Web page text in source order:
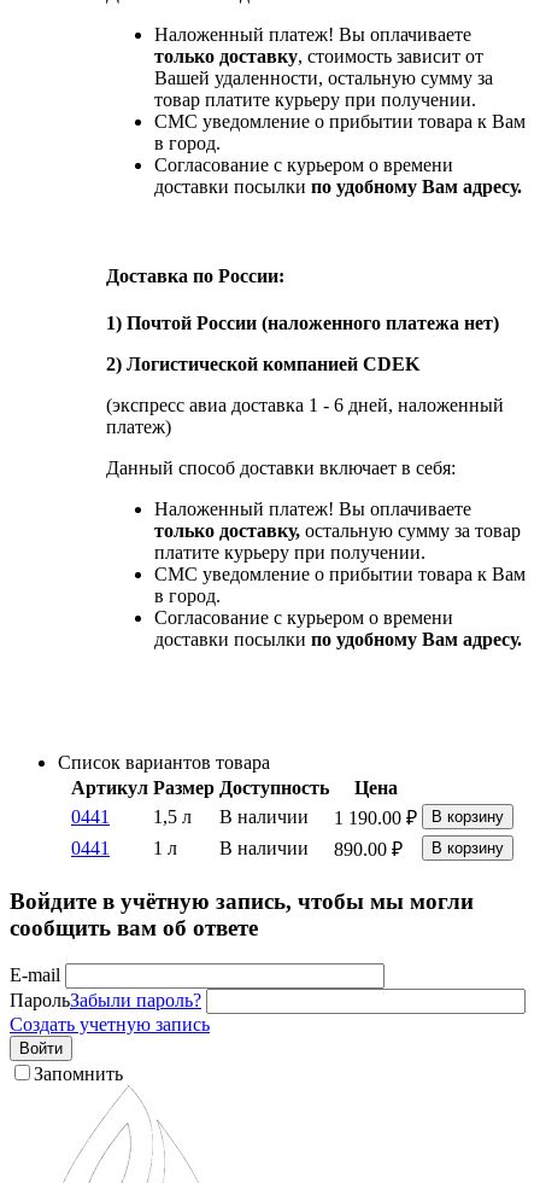
Наложенный платеж! Вы оплачиваете
только доставку, стоимость зависит от
Вашей удаленности, остальную сумму за
товар платите курьеру при получении.
СМС уведомление о прибытии товара к Вам
в город.
Согласование с курьером о времени
доставки посылки по удобному Вам адресу.
Доставка по России:
1) Почтой России (наложенного платежа нет)
2) Логистической компанией CDEK
(экспресс авиа доставка 1 - 6 дней, наложенный
платеж)
Данный способ доставки включает в себя:
Наложенный платеж! Вы оплачиваете
только доставку, остальную сумму за товар
платите курьеру при получении.
СМС уведомление о прибытии товара к Вам
в город.
Согласование с курьером о времени
доставки посылки по удобному Вам адресу.
Список вариантов товара
Артикул Размер Доступность
Цена
0441
1,5 л В наличии 1 190.00 ₽ В корзину
0441 1 л В наличии 890.00 ₽ В корзину
Войдите в учётную запись, чтобы мы могли
сообщить вам об ответе
E-mail
ПарольЗабыли пароль?
Создать учетную запись
Войти
Запомнить